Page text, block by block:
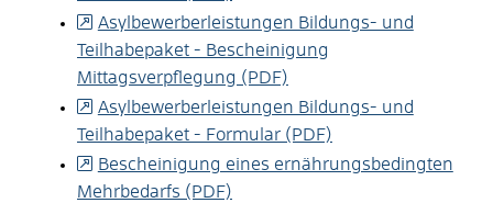
Asylbewerberleistungen Bildungs- und
Teilhabepaket - Bescheinigung
Mittagsverpflegung (PDF)
Asylbewerberleistungen Bildungs- und
Teilhabepaket - Formular (PDF)
Bescheinigung eines ernährungsbedingten
Mehrbedarfs (PDF)